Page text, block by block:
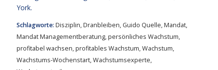
York.
Schlagworte: Disziplin,Dranbleiben, Guido Quelle,Mandat,
Mandat Managementberatung,persönliches Wachstum,
profitabel wachsen,profitables Wachstum,Wachstum,
Wachstums-Wochenstart,Wachstumsexperte,